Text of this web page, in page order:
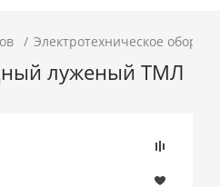
Электротехническое
луженый ТМЛ